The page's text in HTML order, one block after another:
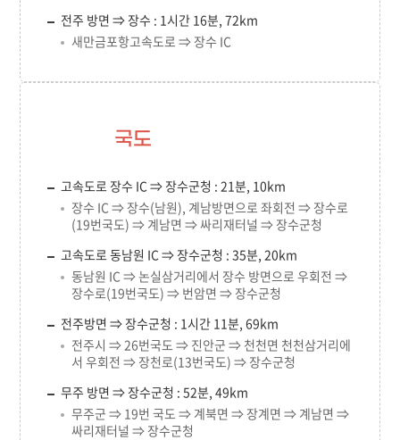
전주 방면 ⇒ 장수 : 1시간 16분, 72km
새만금포항고속도로 ⇒ 장수 IC
국도
고속도로 장수 IC ⇒ 장수군청 : 21분, 10km
장수 IC ⇒ 장수(남원), 계남방면으로 좌회전 ⇒ 장수로
(19번국도) ⇒ 계남면 ⇒ 싸리재터널 ⇒ 장수군청
고속도로 동남원 IC ⇒ 장수군청 : 35분, 20km
동남원 IC ⇒ 논실삼거리에서 장수 방면으로 우회전 ⇒
장수로(19번국도) ⇒ 번암면 ⇒ 장수군청
전주방면 ⇒ 장수군청 : 1시간 11분, 69km
전주시 ⇒ 26번국도 ⇒ 진안군 ⇒ 천천면 천천삼거리에
서 우회전 ⇒ 장천로(13번국도) ⇒ 장수군청
무주 방면 ⇒ 장수군청 : 52분, 49km
무주군 ⇒ 19번 국도 ⇒ 계북면 ⇒ 장계면 ⇒ 계남면 ⇒
싸리재터널 ⇒ 장수군청